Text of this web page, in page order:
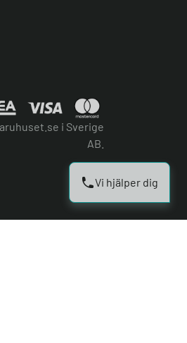
i Sverige
AB.
Vi hjälper dig